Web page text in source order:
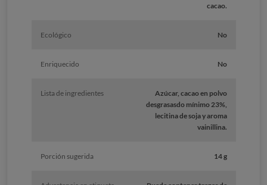
cacao.
Ecológico No
Enriquecido No
Lista de ingredientes
Azúcar, cacao en polvo
desgrasasdo mínimo 23%,
lecitina de soja y aroma
vainillina.
Porción sugerida 14 g